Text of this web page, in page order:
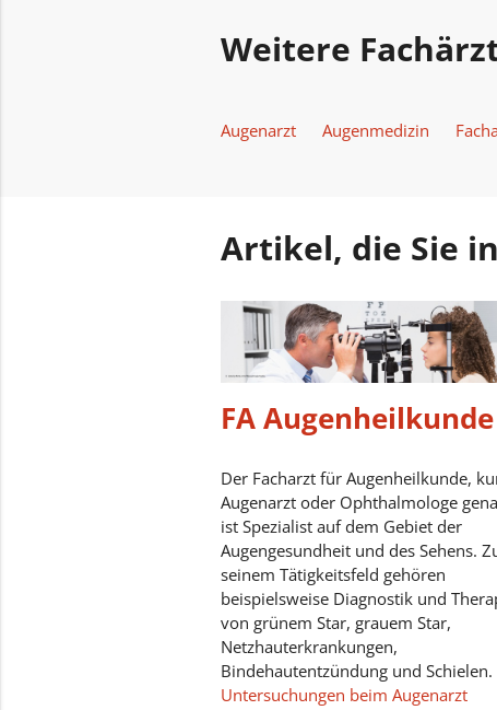
Weitere
Augenarzt Augenmedizin
Artikel, die Sie
FA Augenheilkunde
Der Facharzt für Augenheilkunde,
Augenarzt oder Ophthalmologe
ist Spezialist auf dem Gebiet der
Augengesundheit und des Sehens.
seinem Tätigkeitsfeld gehören
beispielsweise Diagnostik und
von grünem Star, grauem Star,
Netzhauterkrankungen,
Bindehautentzündung und Schielen.
Untersuchungen beim Augenarzt